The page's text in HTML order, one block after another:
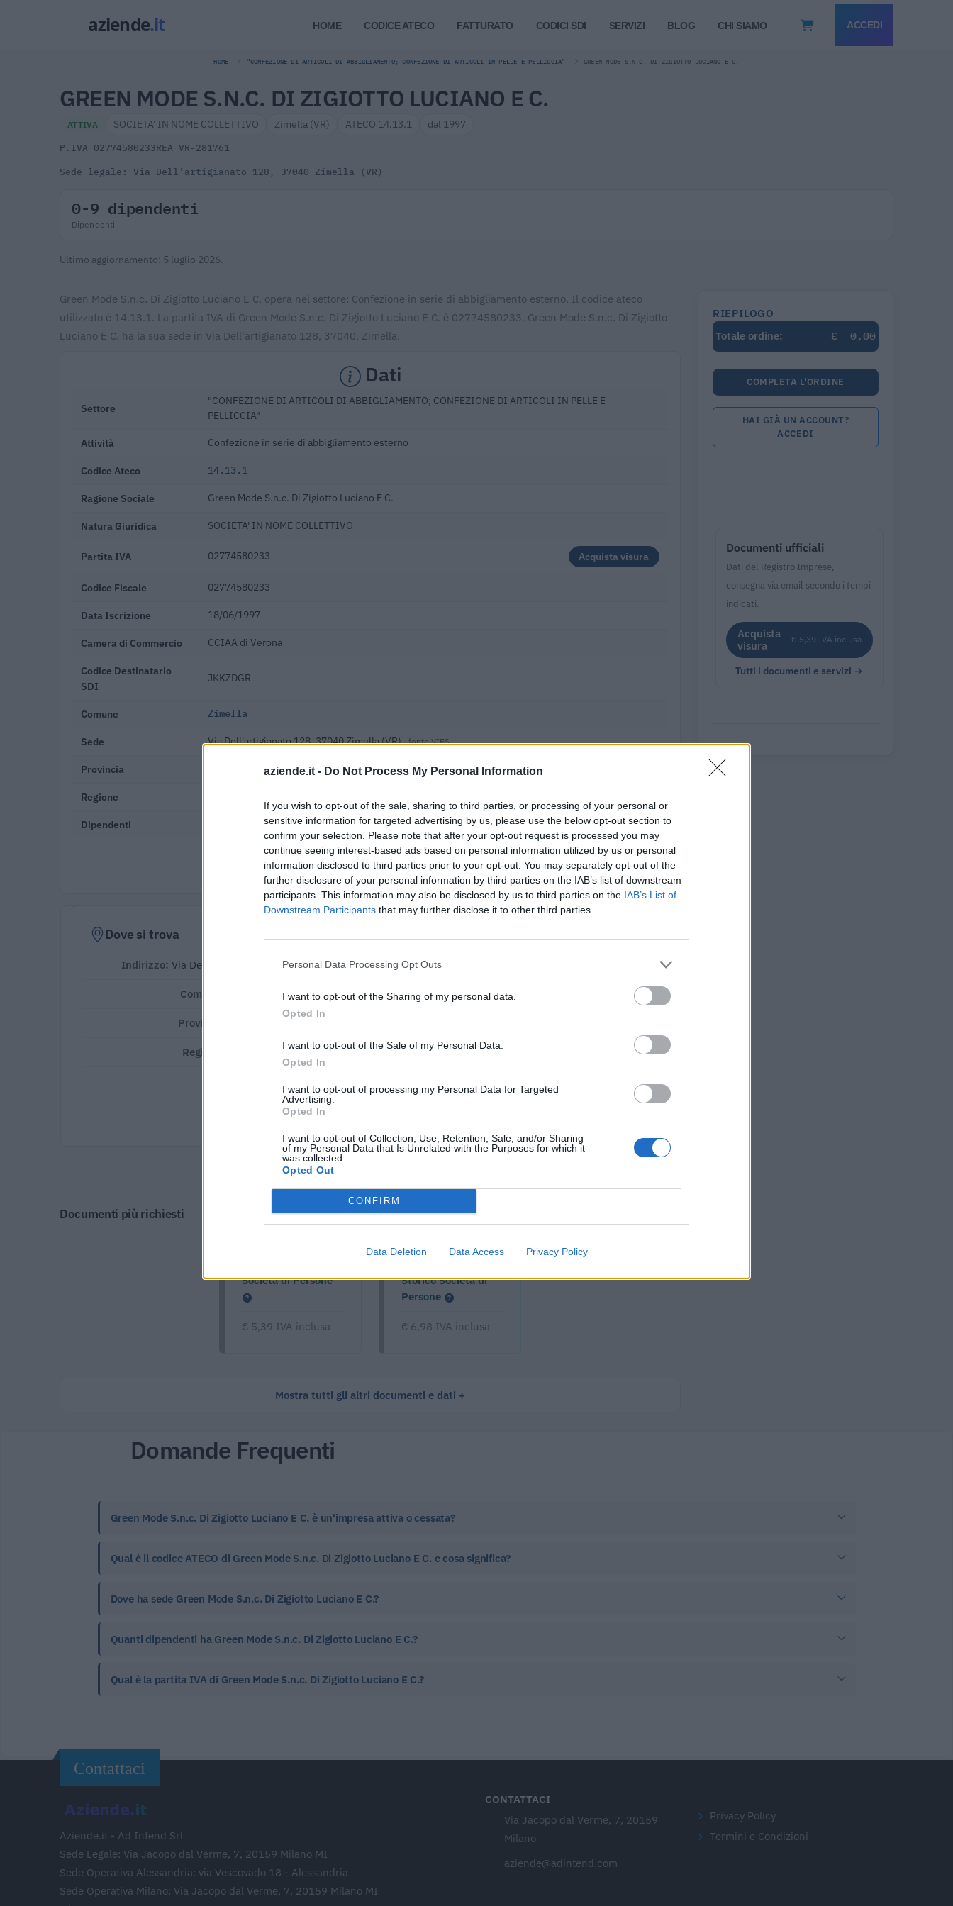
aziende.it - Do Not Process My Personal Information
If you wish to opt-out of the sale, sharing to third parties, or processing of your personal or
sensitive information for targeted advertising by us, please use the below opt-out section to
confirm your selection. Please note that after your opt-out request is processed you may
continue seeing interest-based ads based on personal information utilized by us or personal
information disclosed to third parties prior to your opt-out. You may separately opt-out of the
further disclosure of your personal information by third parties on the IAB’s list of downstream
participants. This information may also be disclosed by us to third parties on the IAB’s List of
Downstream Participants that may further disclose it to other third parties.
Personal Data Processing Opt Outs
I want to opt-out of the Sharing of my personal data.
Opted In
I want to opt-out of the Sale of my Personal Data.
Opted In
I want to opt-out of processing my Personal Data for Targeted
Advertising.
Opted In
I want to opt-out of Collection, Use, Retention, Sale, and/or Sharing
of my Personal Data that Is Unrelated with the Purposes for which it
was collected.
Opted Out
CONFIRM
Data Deletion Data Access Privacy Policy
HOME CODICE ATECO FATTURATO CODICI SDI SERVIZI BLOG CHI SIAMO ACCEDI
HOME "CONFEZIONE DI ARTICOLI DI ABBIGLIAMENTO; CONFEZIONE DI ARTICOLI IN PELLE E PELLICCIA" GREEN MODE S.N.C. DI ZIGIOTTO LUCIANO E C.
GREEN MODE S.N.C. DI ZIGIOTTO LUCIANO E C.
ATTIVA SOCIETA' IN NOME COLLETTIVO Zimella (VR) ATECO 14.13.1 dal 1997
P.IVA 02774580233REA VR-281761
Sede legale: Via Dell'artigianato 128, 37040 Zimella (VR)
0-9 dipendenti
Dipendenti
Ultimo aggiornamento: 5 luglio 2026.
Green Mode S.n.c. Di Zigiotto Luciano E C. opera nel settore: Confezione in serie di abbigliamento esterno. Il codice ateco
utilizzato è 14.13.1. La partita IVA di Green Mode S.n.c. Di Zigiotto Luciano E C. è 02774580233. Green Mode S.n.c. Di Zigiotto
Luciano E C. ha la sua sede in Via Dell'artigianato 128, 37040, Zimella.
Dati
Settore
"CONFEZIONE DI ARTICOLI DI ABBIGLIAMENTO; CONFEZIONE DI ARTICOLI IN PELLE E
PELLICCIA"
Attività Confezione in serie di abbigliamento esterno
Codice Ateco 14.13.1
Ragione Sociale Green Mode S.n.c. Di Zigiotto Luciano E C.
Natura Giuridica SOCIETA' IN NOME COLLETTIVO
Partita IVA 02774580233 Acquista visura
Codice Fiscale 02774580233
Data Iscrizione 18/06/1997
Camera di Commercio CCIAA di Verona
Codice Destinatario
SDI
JKKZDGR
Comune Zimella
Sede Via Dell'artigianato 128, 37040 Zimella (VR)· fonte VIES
Provincia
Regione
Dipendenti 0-9 dipendenti
Verifica i dati nella visura camerale →
Dove si trova
Indirizzo: Via Dell'artigianato 128, 37040
Comune:
Provincia:
Regione:
Documenti più richiesti
Società di Persone
€ 5,39 IVA inclusa
Storico Società di
Persone
€ 6,98 IVA inclusa
Mostra tutti gli altri documenti e dati
RIEPILOGO
Totale ordine:
€ 0,00
COMPLETA L'ORDINE
HAI GIÀ UN ACCOUNT?
ACCEDI
Documenti ufficiali
Dati del Registro Imprese,
consegna via email secondo i tempi
indicati.
Acquista
visura
€ 5,39 IVA inclusa
Tutti i documenti e servizi →
Domande Frequenti
Green Mode S.n.c. Di Zigiotto Luciano E C. è un'impresa attiva o cessata?
Qual è il codice ATECO di Green Mode S.n.c. Di Zigiotto Luciano E C. e cosa significa?
Dove ha sede Green Mode S.n.c. Di Zigiotto Luciano E C.?
Quanti dipendenti ha Green Mode S.n.c. Di Zigiotto Luciano E C.?
Qual è la partita IVA di Green Mode S.n.c. Di Zigiotto Luciano E C.?
Contattaci
Aziende.it - Ad Intend Srl
Sede Legale: Via Jacopo dal Verme, 7, 20159 Milano MI
Sede Operativa Alessandria: via Vescovado 18 - Alessandria
Sede Operativa Milano: Via Jacopo dal Verme, 7, 20159 Milano MI
CONTATTACI
Via Jacopo dal Verme, 7, 20159
Milano
aziende@adintend.com
Privacy Policy
Termini e Condizioni